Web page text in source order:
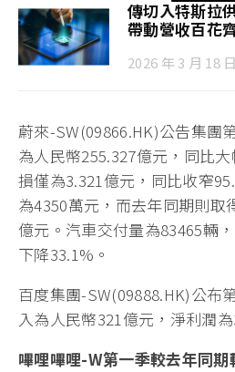
傳切入特斯拉
帶動營收百花
2026 年 3 月 18 日
蔚來-SW(09866.HK)公告集團
為人民幣255.327億元，同比
損僅為3.321億元，同比收窄
為4350萬元，而去年同期則取
億元。汽車交付量為83465輛
下降33.1%。
百度集團-SW(09888.HK)公布
入為人民幣321億元，淨利潤為
嗶哩嗶哩-W第一季較去年同期